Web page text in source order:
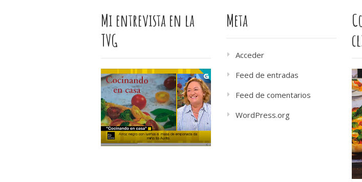
Mi entrevista en la
TVG
Meta
Acceder
Feed de entradas
Feed de comentarios
WordPress.org